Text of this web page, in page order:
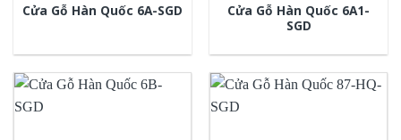
Cửa Gỗ Hàn Quốc 6A-SGD
Cửa Gỗ Hàn Quốc 6A1-
SGD